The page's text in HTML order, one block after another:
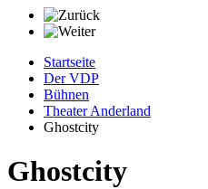
Startseite
Der VDP
Bühnen
Theater Anderland
Ghostcity
Ghostcity